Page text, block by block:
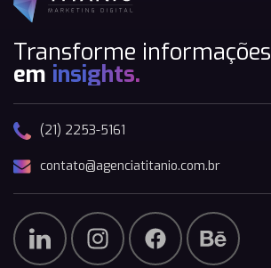
Transforme informações
em insights.
(21) 2253-5161
contato@agenciatitanio.com.br